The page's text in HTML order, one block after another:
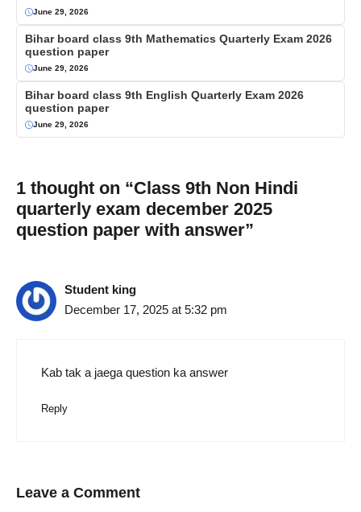
June 29, 2026
Bihar board class 9th Mathematics Quarterly Exam 2026
question paper
June 29, 2026
Bihar board class 9th English Quarterly Exam 2026
question paper
June 29, 2026
1 thought on “Class 9th Non Hindi
quarterly exam december 2025
question paper with answer”
Student king
December 17, 2025 at 5:32 pm
Kab tak a jaega question ka answer
Reply
Leave a Comment